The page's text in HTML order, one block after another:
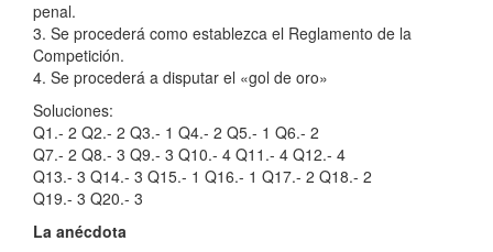
penal.
3. Se procederá como establezca el Reglamento de la
Competición.
4. Se procederá a disputar el «gol de oro»
Soluciones:
Q1.- 2 Q2.- 2 Q3.- 1 Q4.- 2 Q5.- 1 Q6.- 2
Q7.- 2 Q8.- 3 Q9.- 3 Q10.- 4 Q11.- 4 Q12.- 4
Q13.- 3 Q14.- 3 Q15.- 1 Q16.- 1 Q17.- 2 Q18.- 2
Q19.- 3 Q20.- 3
La anécdota